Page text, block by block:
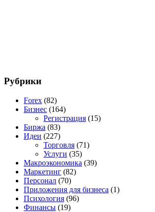
Рубрики
Forex (82)
Бизнес (164)
Регистрация (15)
Биржа (83)
Идеи (227)
Торговля (71)
Услуги (35)
Макроэкономика (39)
Маркетинг (82)
Персонал (70)
Приложения для бизнеса (1)
Психология (96)
Финансы (19)